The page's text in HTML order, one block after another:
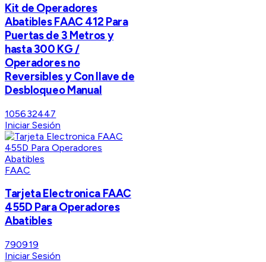
Kit de Operadores
Abatibles FAAC 412 Para
Puertas de 3 Metros y
hasta 300 KG /
Operadores no
Reversibles y Con llave de
Desbloqueo Manual
105632447
Iniciar Sesión
FAAC
Tarjeta Electronica FAAC
455D Para Operadores
Abatibles
790919
Iniciar Sesión